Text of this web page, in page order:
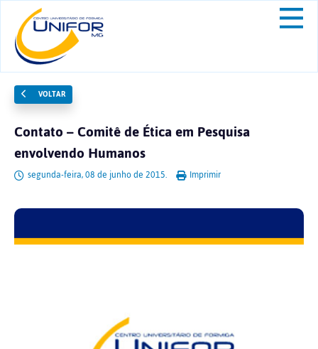
VOLTAR
Contato – Comitê de Ética em Pesquisa
envolvendo Humanos
segunda-feira, 08 de junho de 2015. Imprimir